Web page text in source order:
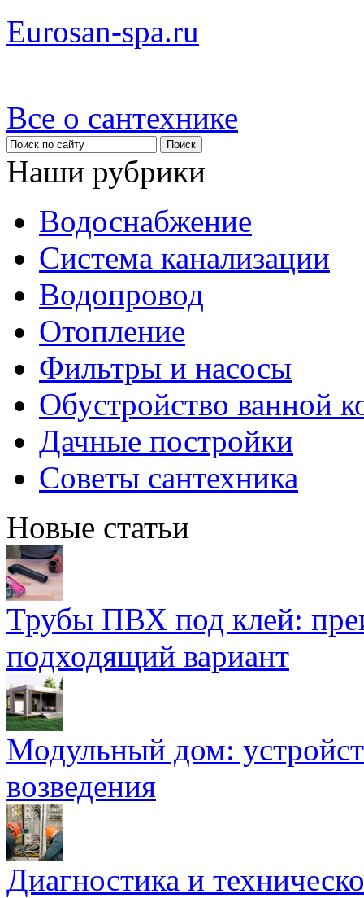
Eurosan-spa.ru
Все о сантехнике
Наши рубрики
Водоснабжение
Система канализации
Водопровод
Отопление
Фильтры и насосы
Обустройство ванной
Дачные постройки
Советы сантехника
Новые статьи
Трубы ПВХ под клей:
подходящий вариант
Модульный дом:
возведения
Диагностика и